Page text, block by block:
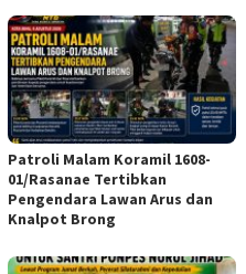
Patroli Malam Koramil 1608-
01/Rasanae Tertibkan
Pengendara Lawan Arus dan
Knalpot Brong